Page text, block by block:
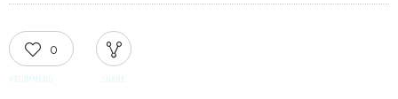
0
RECOMMEND SHARE